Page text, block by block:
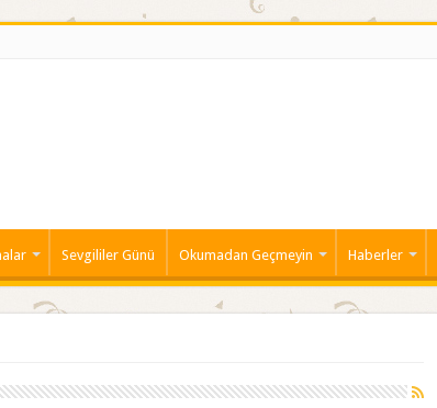
Sevgililer Günü Okumadan Geçmeyin Haberler